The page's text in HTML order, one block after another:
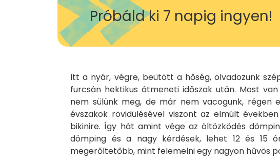
Próbáld ki 7 napig ingyen!
Itt a nyár, végre, beütött a hőség, olvadozunk
furcsán hektikus átmeneti időszak után. Most
nem sülünk meg, de már nem vacogunk, régen
évszakok rövidülésével viszont az elmúlt
bikinire. Így hát amint vége az öltözködés
dömping és a nagy kérdések, lehet 12 és 15
megerőltetőbb, mint felemelni egy nagyon hűvös